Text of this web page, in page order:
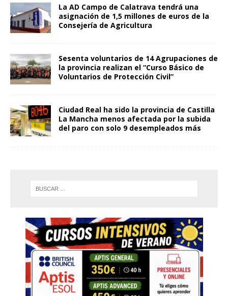
La AD Campo de Calatrava tendrá una
asignación de 1,5 millones de euros de la
Consejería de Agricultura
Sesenta voluntarios de 14 Agrupaciones de
la provincia realizan el “Curso Básico de
Voluntarios de Protección Civil”
Ciudad Real ha sido la provincia de Castilla
La Mancha menos afectada por la subida
del paro con solo 9 desempleados más